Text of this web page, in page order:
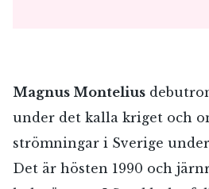
Magnus Montelius
under det kalla kriget och
strömningar i Sverige
Det är hösten 1990 och